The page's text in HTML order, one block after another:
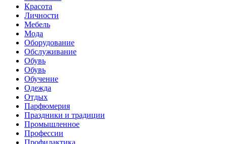
Красота
Личности
Мебель
Мода
Оборудование
Обслуживание
Обувь
Обувь
Обучение
Одежда
Отдых
Парфюмерия
Праздники и традиции
Промышленное
Профессии
Профилактика